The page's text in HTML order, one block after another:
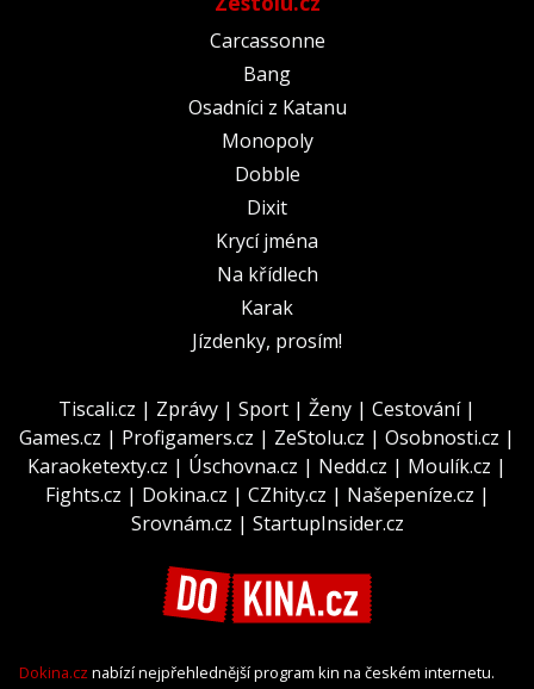
Carcassonne
Bang
Osadníci z Katanu
Monopoly
Dobble
Dixit
Krycí jména
Na křídlech
Karak
Jízdenky, prosím!
Tiscali.cz | Zprávy | Sport | Ženy | Cestování|
Games.cz | Profigamers.cz | ZeStolu.cz | Osobnosti.cz |
Karaoketexty.cz | Úschovna.cz | Nedd.cz | Moulík.cz |
Fights.cz | Dokina.cz | CZhity.cz | Našepeníze.cz |
Srovnám.cz | StartupInsider.cz
Dokina.cz nabízí nejpřehlednější program kin na českém internetu.